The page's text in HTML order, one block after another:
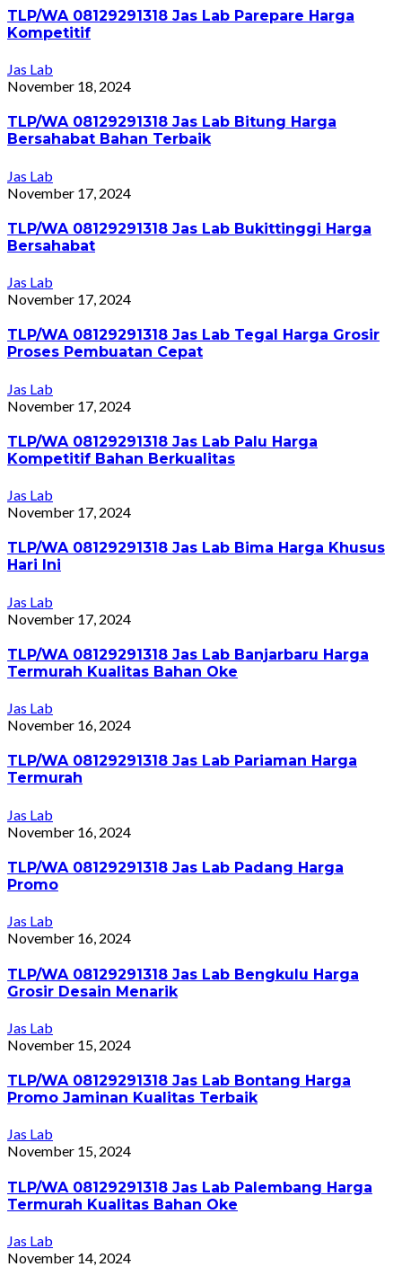
TLP/WA 08129291318 Jas Lab Parepare Harga
Kompetitif
Jas Lab
November 18, 2024
TLP/WA 08129291318 Jas Lab Bitung Harga
Bersahabat Bahan Terbaik
Jas Lab
November 17, 2024
TLP/WA 08129291318 Jas Lab Bukittinggi Harga
Bersahabat
Jas Lab
November 17, 2024
TLP/WA 08129291318 Jas Lab Tegal Harga Grosir
Proses Pembuatan Cepat
Jas Lab
November 17, 2024
TLP/WA 08129291318 Jas Lab Palu Harga
Kompetitif Bahan Berkualitas
Jas Lab
November 17, 2024
TLP/WA 08129291318 Jas Lab Bima Harga Khusus
Hari Ini
Jas Lab
November 17, 2024
TLP/WA 08129291318 Jas Lab Banjarbaru Harga
Termurah Kualitas Bahan Oke
Jas Lab
November 16, 2024
TLP/WA 08129291318 Jas Lab Pariaman Harga
Termurah
Jas Lab
November 16, 2024
TLP/WA 08129291318 Jas Lab Padang Harga
Promo
Jas Lab
November 16, 2024
TLP/WA 08129291318 Jas Lab Bengkulu Harga
Grosir Desain Menarik
Jas Lab
November 15, 2024
TLP/WA 08129291318 Jas Lab Bontang Harga
Promo Jaminan Kualitas Terbaik
Jas Lab
November 15, 2024
TLP/WA 08129291318 Jas Lab Palembang Harga
Termurah Kualitas Bahan Oke
Jas Lab
November 14, 2024